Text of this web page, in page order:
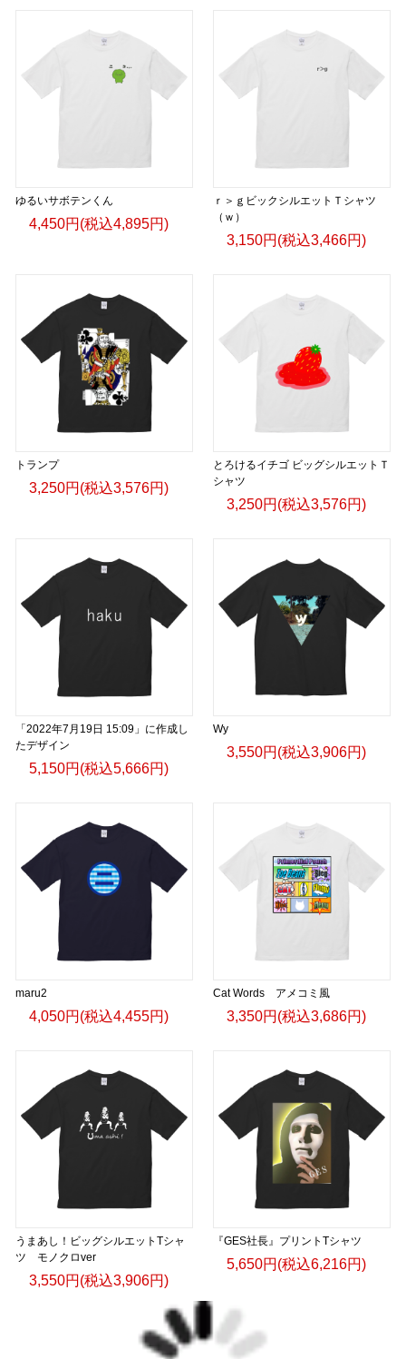
ゆるいサボテンくん
4,450円(税込4,895円)
ｒ＞ｇビックシルエットＴシャツ
（ｗ）
3,150円(税込3,466円)
トランプ
3,250円(税込3,576円)
とろけるイチゴ ビッグシルエットＴ
シャツ
3,250円(税込3,576円)
「2022年7月19日 15:09」に作成し
たデザイン
5,150円(税込5,666円)
Wy
3,550円(税込3,906円)
maru2
4,050円(税込4,455円)
Cat Words アメコミ風
3,350円(税込3,686円)
うまあし！ビッグシルエットTシャ
ツ モノクロver
3,550円(税込3,906円)
『GES社長』プリントTシャツ
5,650円(税込6,216円)